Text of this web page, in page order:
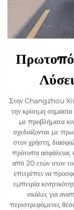
Στην Changzhou
την κρίσιμη
με προβλήματα
σχεδιάζονται με
στον χρήστη,
πρότυπα ασφάλειας
από 20 ετών στον
επιτρέπει να
εμπειρία
σκάλες για
περιστρεφόμενες